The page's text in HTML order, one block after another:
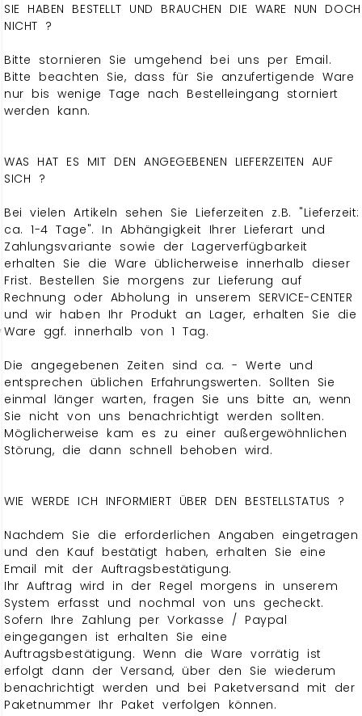
SIE HABEN BESTELLT UND BRAUCHEN DIE WARE NUN DOCH
NICHT ?
Bitte stornieren Sie umgehend bei uns per Email.
Bitte beachten Sie, dass für Sie anzufertigende Ware
nur bis wenige Tage nach Bestelleingang storniert
werden kann.
WAS HAT ES MIT DEN ANGEGEBENEN LIEFERZEITEN AUF
SICH ?
Bei vielen Artikeln sehen Sie Lieferzeiten z.B. "Lieferzeit:
ca. 1-4 Tage". In Abhängigkeit Ihrer Lieferart und
Zahlungsvariante sowie der Lagerverfügbarkeit
erhalten Sie die Ware üblicherweise innerhalb dieser
Frist. Bestellen Sie morgens zur Lieferung auf
Rechnung oder Abholung in unserem SERVICE-CENTER
und wir haben Ihr Produkt an Lager, erhalten Sie die
Ware ggf. innerhalb von 1 Tag.
Die angegebenen Zeiten sind ca. - Werte und
entsprechen üblichen Erfahrungswerten. Sollten Sie
einmal länger warten, fragen Sie uns bitte an, wenn
Sie nicht von uns benachrichtigt werden sollten.
Möglicherweise kam es zu einer außergewöhnlichen
Störung, die dann schnell behoben wird.
WIE WERDE ICH INFORMIERT ÜBER DEN BESTELLSTATUS ?
Nachdem Sie die erforderlichen Angaben eingetragen
und den Kauf bestätigt haben, erhalten Sie eine
Email mit der Auftragsbestätigung.
Ihr Auftrag wird in der Regel morgens in unserem
System erfasst und nochmal von uns gecheckt.
Sofern Ihre Zahlung per Vorkasse / Paypal
eingegangen ist erhalten Sie eine
Auftragsbestätigung. Wenn die Ware vorrätig ist
erfolgt dann der Versand, über den Sie wiederum
benachrichtigt werden und bei Paketversand mit der
Paketnummer Ihr Paket verfolgen können.